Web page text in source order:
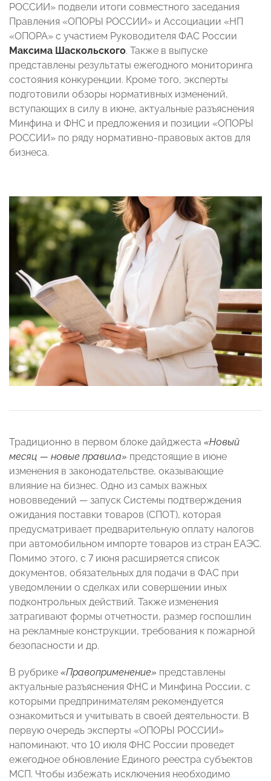
РОССИИ» подвели итоги совместного заседания
Правления «ОПОРЫ РОССИИ» и Ассоциации «НП
«ОПОРА» с участием Руководителя ФАС России
Максима Шаскольского. Также в выпуске
представлены результаты ежегодного мониторинга
состояния конкуренции. Кроме того, эксперты
подготовили обзоры нормативных изменений,
вступающих в силу в июне, актуальные разъяснения
Минфина и ФНС и предложения и позиции «ОПОРЫ
РОССИИ» по ряду нормативно-правовых актов для
бизнеса.
Традиционно в первом блоке дайджеста «Новый
месяц — новые правила» предстоящие в июне
изменения в законодательстве, оказывающие
влияние на бизнес. Одно из самых важных
нововведений — запуск Системы подтверждения
ожидания поставки товаров (СПОТ), которая
предусматривает предварительную оплату налогов
при автомобильном импорте товаров из стран ЕАЭС.
Помимо этого, с 7 июня расширяется список
документов, обязательных для подачи в ФАС при
уведомлении о сделках или совершении иных
подконтрольных действий. Также изменения
затрагивают формы отчетности, размер госпошлин
на рекламные конструкции, требования к пожарной
безопасности и др.
В рубрике «Правоприменение» представлены
актуальные разъяснения ФНС и Минфина России, с
которыми предпринимателям рекомендуется
ознакомиться и учитывать в своей деятельности. В
первую очередь эксперты «ОПОРЫ РОССИИ»
напоминают, что 10 июля ФНС России проведет
ежегодное обновление Единого реестра субъектов
МСП. Чтобы избежать исключения необходимо